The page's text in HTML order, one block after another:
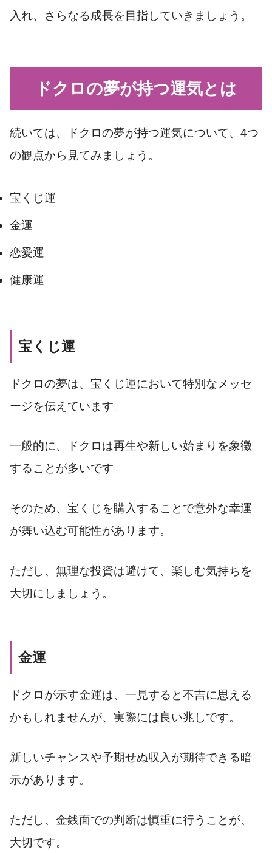
入れ、さらなる成長を目指していきましょう。
ドクロの夢が持つ運気とは
続いては、ドクロの夢が持つ運気について、4つ
の観点から見てみましょう。
宝くじ運
金運
恋愛運
健康運
宝くじ運
ドクロの夢は、宝くじ運において特別なメッセ
ージを伝えています。
一般的に、ドクロは再生や新しい始まりを象徴
することが多いです。
そのため、宝くじを購入することで意外な幸運
が舞い込む可能性があります。
ただし、無理な投資は避けて、楽しむ気持ちを
大切にしましょう。
金運
ドクロが示す金運は、一見すると不吉に思える
かもしれませんが、実際には良い兆しです。
新しいチャンスや予期せぬ収入が期待できる暗
示があります。
ただし、金銭面での判断は慎重に行うことが、
大切です。